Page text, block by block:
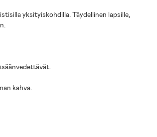
yksityiskohdilla. Täydellinen lapsille,
kahva.